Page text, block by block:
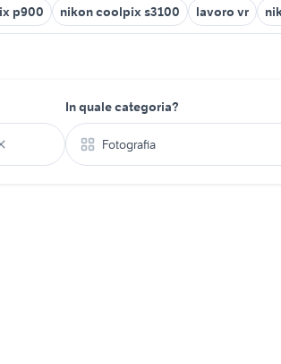
p900 nikon coolpix s3100 lavoro vr
In quale categoria?
Fotografia